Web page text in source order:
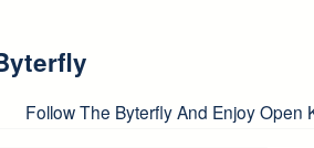
Follow The Byterfly And Enjoy Open